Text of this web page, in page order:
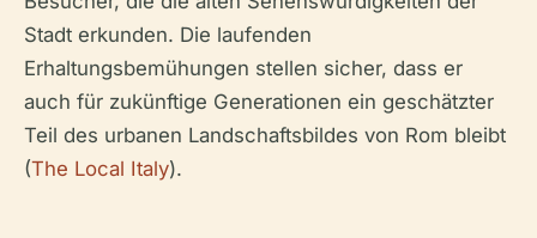
Stadt erkunden. Die laufenden
Erhaltungsbemühungen stellen sicher, dass er
auch für zukünftige Generationen ein geschätzter
Teil des urbanen Landschaftsbildes von Rom bleibt
(The Local Italy).